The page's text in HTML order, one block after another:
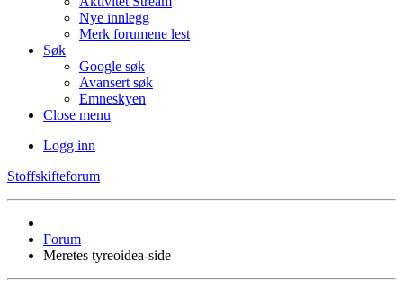
Nye innlegg
Merk forumene lest
Søk
Google søk
Avansert søk
Emneskyen
Close menu
Logg inn
Stoffskifteforum
Forum
Meretes tyreoidea-side